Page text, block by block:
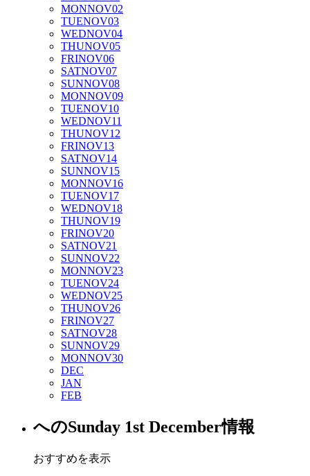
MONNOV02
TUENOV03
WEDNOV04
THUNOV05
FRINOV06
SATNOV07
SUNNOV08
MONNOV09
TUENOV10
WEDNOV11
THUNOV12
FRINOV13
SATNOV14
SUNNOV15
MONNOV16
TUENOV17
WEDNOV18
THUNOV19
FRINOV20
SATNOV21
SUNNOV22
MONNOV23
TUENOV24
WEDNOV25
THUNOV26
FRINOV27
SATNOV28
SUNNOV29
MONNOV30
DEC
JAN
FEB
へのSunday 1st December情報
おすすめを表示